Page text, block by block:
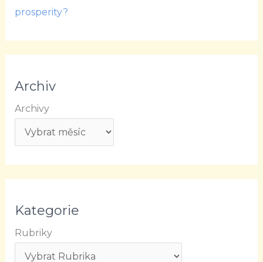
prosperity?
Archiv
Archivy
Kategorie
Rubriky